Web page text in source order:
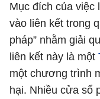
Mục đích của việc
vào liên kết trong
pháp” nhằm giải
liên kết này là một
một chương trình
hại. Nhiều cửa sổ